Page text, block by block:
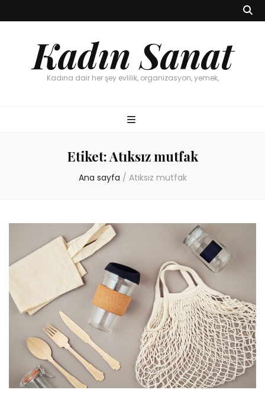
Kadın Sanat
Kadına dair her şey evlilik, organizasyon, yemek,
Etiket:Atıksız mutfak
Ana sayfa / Atıksız mutfak